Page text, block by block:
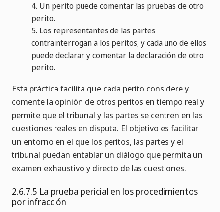
4. Un perito puede comentar las pruebas de otro
perito.
5. Los representantes de las partes
contrainterrogan a los peritos, y cada uno de ellos
puede declarar y comentar la declaración de otro
perito.
Esta práctica facilita que cada perito considere y
comente la opinión de otros peritos en tiempo real y
permite que el tribunal y las partes se centren en las
cuestiones reales en disputa. El objetivo es facilitar
un entorno en el que los peritos, las partes y el
tribunal puedan entablar un diálogo que permita un
examen exhaustivo y directo de las cuestiones.
2.6.7.5 La prueba pericial en los procedimientos
por infracción